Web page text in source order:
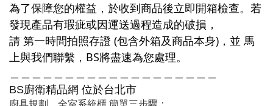
為了保障您的權益，於收到商品後立即開箱檢查。若
發現產品有瑕疵或因運送過程造成的破損，
請 第一時間拍照存證 (包含外箱及商品本身)，並 馬
上與我們聯繫，BS將盡速為您處理。
BS廚衛精品網 位於台北市